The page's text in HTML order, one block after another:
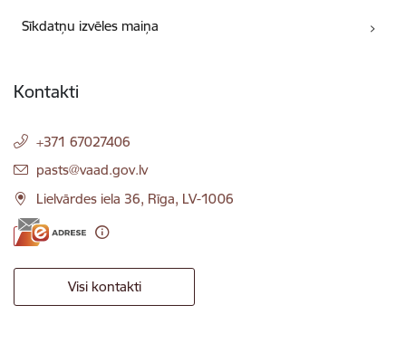
Sīkdatņu izvēles maiņa
Kontakti
+371 67027406
E-pasts:
pasts@vaad.gov.lv
Lielvārdes iela 36, Rīga, LV-1006
Visi kontakti